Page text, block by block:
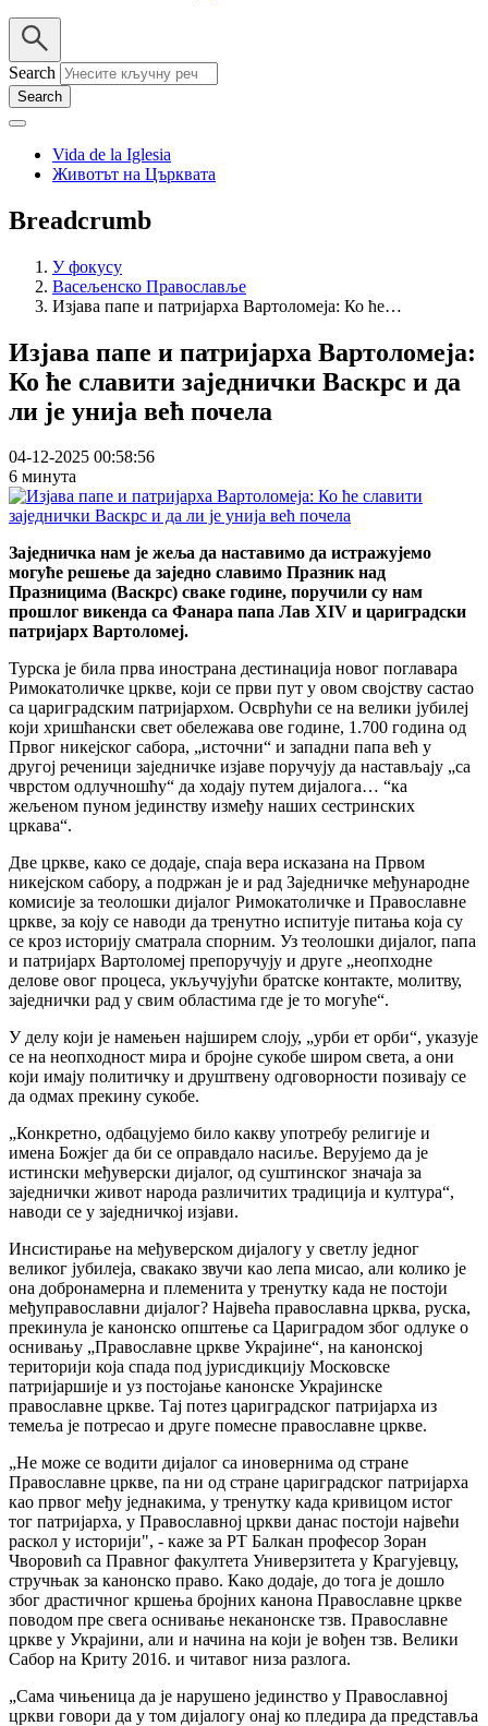
Search
Vida de la Iglesia
Животът на Църквата
Breadcrumb
У фокусу
Васељенско Православље
Изјава папе и патријарха Вартоломеја: Ко ће…
Изјава папе и патријарха Вартоломеја:
Ко ће славити заједнички Васкрс и да
ли је унија већ почела
04-12-2025 00:58:56
6 минута
Заједничка нам је жеља да наставимо да истражујемо
могуће решење да заједно славимо Празник над
Празницима (Васкрс) сваке године, поручили су нам
прошлог викенда са Фанара папа Лав XIV и цариградски
патријарх Вартоломеј.
Турска је била прва инострана дестинација новог поглавара
Римокатоличке цркве, који се први пут у овом својству састао
са цариградским патријархом. Осврћући се на велики јубилеј
који хришћански свет обележава ове године, 1.700 година од
Првог никејског сабора, „источни“ и западни папа већ у
другој реченици заједничке изјаве поручују да настављају „са
чврстом одлучношћу“ да ходају путем дијалога… “ка
жељеном пуном јединству између наших сестринских
цркава“.
Две цркве, како се додаје, спаја вера исказана на Првом
никејском сабору, а подржан је и рад Заједничке међународне
комисије за теолошки дијалог Римокатоличке и Православне
цркве, за коју се наводи да тренутно испитује питања која су
се кроз историју сматрала спорним. Уз теолошки дијалог, папа
и патријарх Вартоломеј препоручују и друге „неопходне
делове овог процеса, укључујући братске контакте, молитву,
заједнички рад у свим областима где је то могуће“.
У делу који је намењен најширем слоју, „урби ет орби“, указује
се на неопходност мира и бројне сукобе широм света, а они
који имају политичку и друштвену одговорности позивају се
да одмах прекину сукобе.
„Конкретно, одбацујемо било какву употребу религије и
имена Божјег да би се оправдало насиље. Верујемо да је
истински међуверски дијалог, од суштинског значаја за
заједнички живот народа различитих традиција и култура“,
наводи се у заједничкој изјави.
Инсистирање на међуверском дијалогу у светлу једног
великог јубилеја, свакако звучи као лепа мисао, али колико је
она добронамерна и племенита у тренутку када не постоји
међуправославни дијалог? Највећа православна црква, руска,
прекинула је канонско општење са Цариградом због одлуке о
оснивању „Православне цркве Украјине“, на канонској
територији која спада под јурисдикцију Московске
патријаршије и уз постојање канонске Украјинске
православне цркве. Тај потез цариградског патријарха из
темеља је потресао и друге помесне православне цркве.
„Не може се водити дијалог са иновернима од стране
Православне цркве, па ни од стране цариградског патријарха
као првог међу једнакима, у тренутку када кривицом истог
тог патријарха, у Православној цркви данас постоји највећи
раскол у историји", - каже за РТ Балкан професор Зоран
Чворовић са Правног факултета Универзитета у Крагујевцу,
стручњак за канонско право. Како додаје, до тога је дошло
због драстичног кршења бројних канона Православне цркве
поводом пре свега оснивање неканонске тзв. Православне
цркве у Украјини, али и начина на који је вођен тзв. Велики
Сабор на Криту 2016. и читавог низа разлога.
„Сама чињеница да је нарушено јединство у Православној
цркви говори да у том дијалогу онај ко пледира да представља